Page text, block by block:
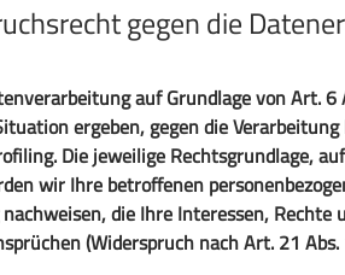
gegen die
auf Grundlage von Art. 6
ergeben, gegen die
Die jeweilige Rechtsgrundlage,
wir Ihre betroffenen
die Ihre Interessen,
(Widerspruch nach Art. 21 Abs.